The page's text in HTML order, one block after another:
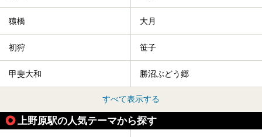
猿橋 大月
初狩 笹子
甲斐大和 勝沼ぶどう郷
すべて表示する
上野原駅の人気テーマから探す